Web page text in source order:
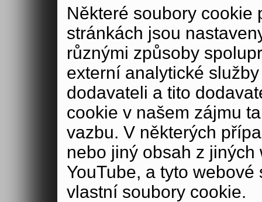
Některé soubory cookie
stránkách jsou
různými způsoby
externí analytické
dodavateli a tito
cookie v našem zájmu
vazbu. V některých
nebo jiný obsah z
YouTube, a tyto
vlastní soubory cookie.